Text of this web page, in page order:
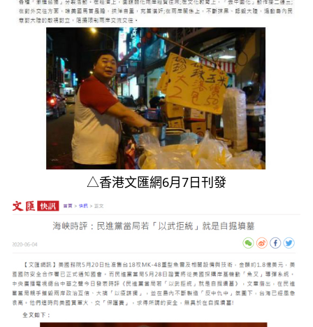
△香港文匯網6月7日刊發